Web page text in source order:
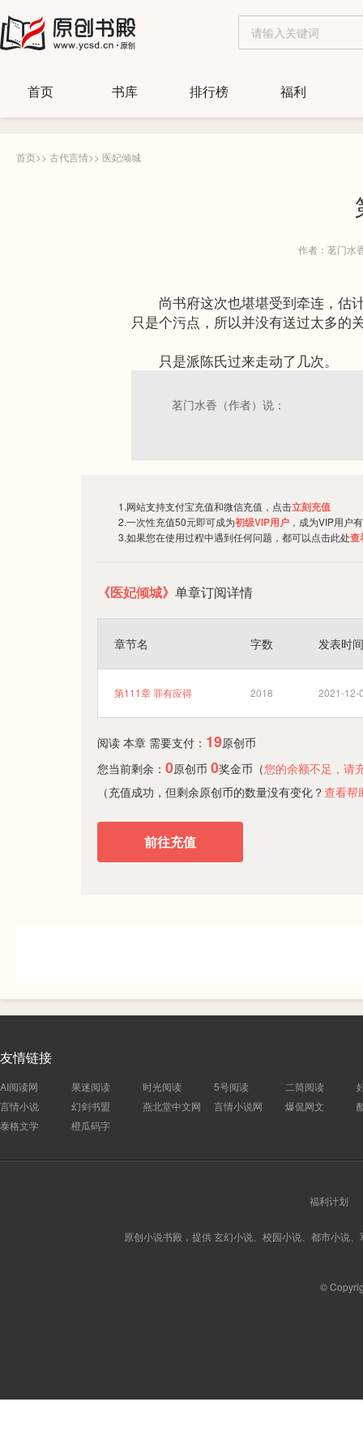
首页 书库 排行榜 福利
首页>> 古代言情>> 医妃倾城
作者：茗门水
尚书府这次也堪堪受到牵连，估计
只是个污点，所以并没有送过太多的
只是派陈氏过来走动了几次。
茗门水香（作者）说：
1.网站支持支付宝充值和微信充值，点击立刻充值
2.一次性充值50元即可成为初级VIP用户 ，成为VIP用户
3.如果您在使用过程中遇到任何问题，都可以点击此处查
《医妃倾城》 单章订阅详情
章节名 字数 发表时间
第111章 罪有应得 2018 2021-12-
阅读 本章 需要支付： 19原创币
您当前剩余： 0原创币 0奖金币（您的余额不足，请
（充值成功，但剩余原创币的数量没有变化？查看帮
前往充值
友情链接
AI阅读网 果迷阅读 时光阅读 5号阅读 二筒阅读
言情小说
幻剑书盟 燕北堂中文网 言情小说网 爆侃网文
泰格文学
橙瓜码字
福利计划
原创小说书殿，提供 玄幻小说、校园小说、都市小说
©